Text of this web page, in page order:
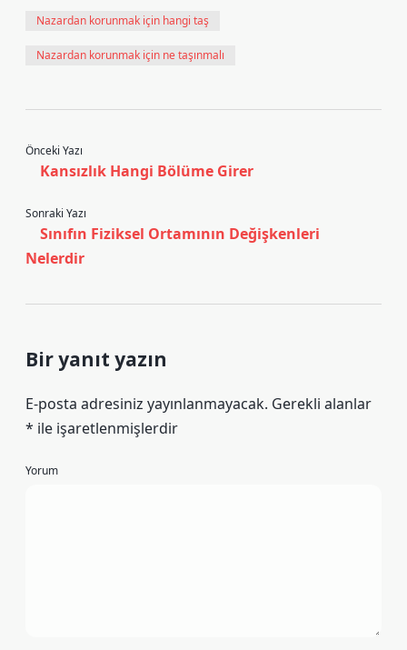
Nazardan korunmak için hangi taş
Nazardan korunmak için ne taşınmalı
Önceki Yazı
Kansızlık Hangi Bölüme Girer
Sonraki Yazı
Sınıfın Fiziksel Ortamının Değişkenleri
Nelerdir
Bir yanıt yazın
E-posta adresiniz yayınlanmayacak. Gerekli alanlar
* ile işaretlenmişlerdir
Yorum